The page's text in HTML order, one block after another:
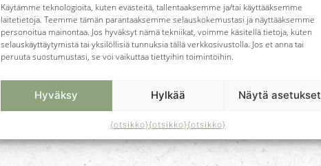
Käytämme teknologioita, kuten evästeitä, tallentaaksemme ja/tai käyttääksemme
laitetietoja. Teemme tämän parantaaksemme selauskokemustasi ja näyttääksemme
personoitua mainontaa. Jos hyväksyt nämä tekniikat, voimme käsitellä tietoja, kuten
selauskäyttäytymistä tai yksilöllisiä tunnuksia tällä verkkosivustolla. Jos et anna tai
peruuta suostumustasi, se voi vaikuttaa tiettyihin toimintoihin.
Hyväksy Hylkää Näytä asetukset
{otsikko}{otsikko}{otsikko}